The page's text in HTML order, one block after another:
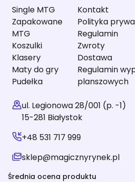
Single MTG
Zapakowane
MTG
Koszulki
Klasery
Maty do gry
Pudełka
Kontakt
Polityka
Regulamin
Zwroty
Dostawa
Regulamin
planszowych
ul. Legionowa 28/001 (p. -1)
15-281 Białystok
+48 531 717 999
sklep@magicznyrynek.pl
Średnia ocena produktu